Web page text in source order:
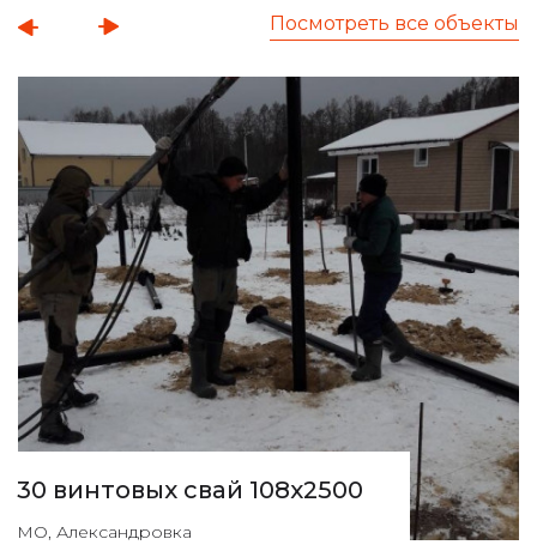
Посмотреть все объекты
30 винтовых свай 108х2500
МО, Александровка